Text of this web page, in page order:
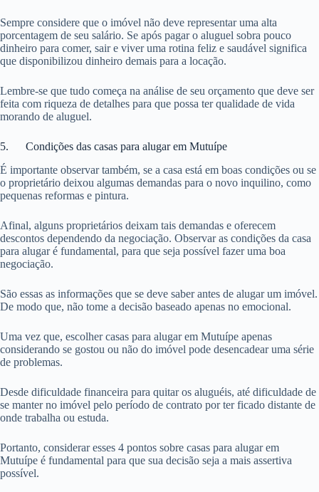
Sempre considere que o imóvel não deve representar uma alta
porcentagem de seu salário. Se após pagar o aluguel sobra pouco
dinheiro para comer, sair e viver uma rotina feliz e saudável significa
que disponibilizou dinheiro demais para a locação.
Lembre-se que tudo começa na análise de seu orçamento que deve ser
feita com riqueza de detalhes para que possa ter qualidade de vida
morando de aluguel.
5. Condições das casas para alugar em Mutuípe
É importante observar também, se a casa está em boas condições ou se
o proprietário deixou algumas demandas para o novo inquilino, como
pequenas reformas e pintura.
Afinal, alguns proprietários deixam tais demandas e oferecem
descontos dependendo da negociação. Observar as condições da casa
para alugar é fundamental, para que seja possível fazer uma boa
negociação.
São essas as informações que se deve saber antes de alugar um imóvel.
De modo que, não tome a decisão baseado apenas no emocional.
Uma vez que, escolher casas para alugar em Mutuípe apenas
considerando se gostou ou não do imóvel pode desencadear uma série
de problemas.
Desde dificuldade financeira para quitar os aluguéis, até dificuldade de
se manter no imóvel pelo período de contrato por ter ficado distante de
onde trabalha ou estuda.
Portanto, considerar esses 4 pontos sobre casas para alugar em
Mutuípe é fundamental para que sua decisão seja a mais assertiva
possível.